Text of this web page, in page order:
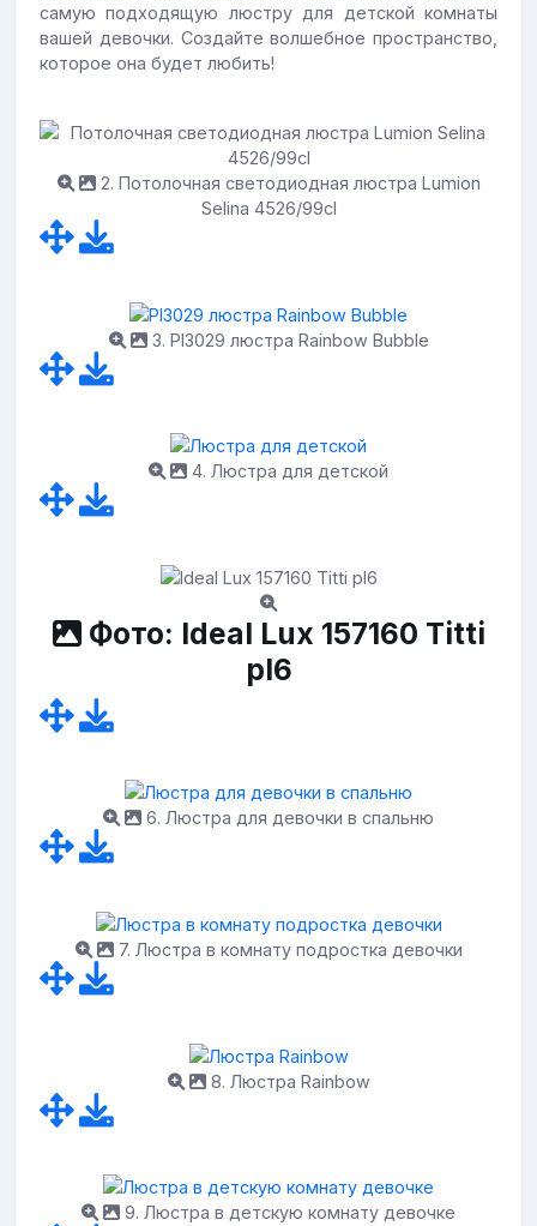
самую подходящую люстру для детской комнаты
вашей девочки. Создайте волшебное пространство,
которое она будет любить!
2. Потолочная светодиодная люстра Lumion
Selina 4526/99cl
3. Pl3029 люстра Rainbow Bubble
4. Люстра для детской
Фото: Ideal Lux 157160 Titti
pl6
6. Люстра для девочки в спальню
7. Люстра в комнату подростка девочки
8. Люстра Rainbow
9. Люстра в детскую комнату девочке